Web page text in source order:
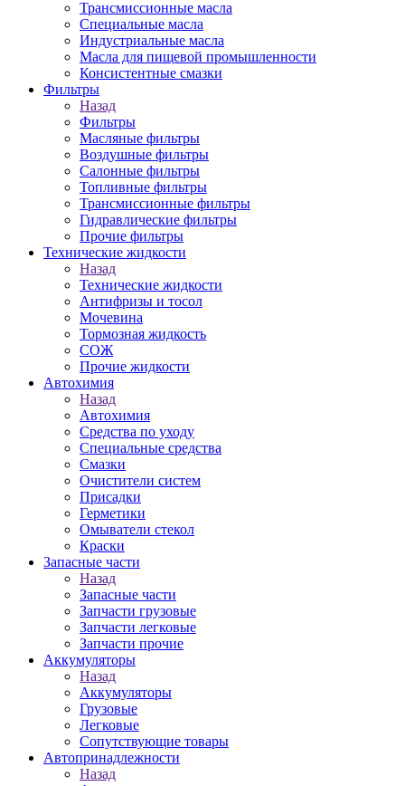
Трансмиссионные масла
Специальные масла
Индустриальные масла
Масла для пищевой промышленности
Консистентные смазки
Фильтры
Назад
Фильтры
Масляные фильтры
Воздушные фильтры
Салонные фильтры
Топливные фильтры
Трансмиссионные фильтры
Гидравлические фильтры
Прочие фильтры
Технические жидкости
Назад
Технические жидкости
Антифризы и тосол
Мочевина
Тормозная жидкость
СОЖ
Прочие жидкости
Автохимия
Назад
Автохимия
Средства по уходу
Специальные средства
Смазки
Очистители систем
Присадки
Герметики
Омыватели стекол
Краски
Запасные части
Назад
Запасные части
Запчасти грузовые
Запчасти легковые
Запчасти прочие
Аккумуляторы
Назад
Аккумуляторы
Грузовые
Легковые
Сопутствующие товары
Автопринадлежности
Назад